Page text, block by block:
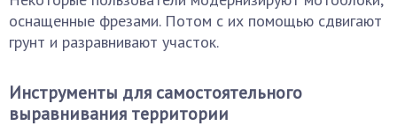
оснащенные фрезами. Потом с их помощью сдвигают
грунт и разравнивают участок.
Инструменты для самостоятельного
выравнивания территории